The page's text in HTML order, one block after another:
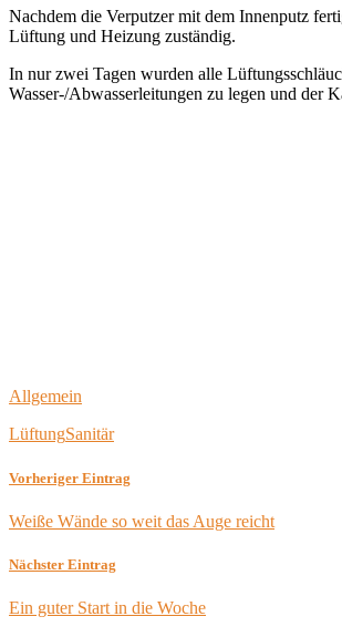
Nachdem die Verputzer mit dem Innenputz
Lüftung und Heizung zuständig.
In nur zwei Tagen wurden alle
Wasser-/Abwasserleitungen zu legen und der
Allgemein
LüftungSanitär
Vorheriger Eintrag
Weiße Wände so weit das Auge reicht
Nächster Eintrag
Ein guter Start in die Woche